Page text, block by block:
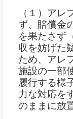
（１）ア
ず、賠償金
を果たさず
収を妨げた
ため、アレ
施設の一部
履行する様
力な対応を
のままに放